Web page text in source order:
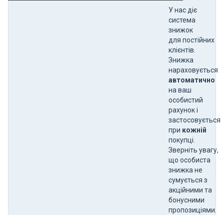
У нас діє
система
знижок
для постійних
клієнтів.
Знижка
нараховується
автоматично
на ваш
особистий
рахунок і
застосовується
при кожній
покупці.
Зверніть увагу,
що особиста
знижка не
сумується з
акційними та
бонусними
пропозиціями.